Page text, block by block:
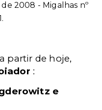
2008 - Migalhas nº
partir de hoje,
:
e